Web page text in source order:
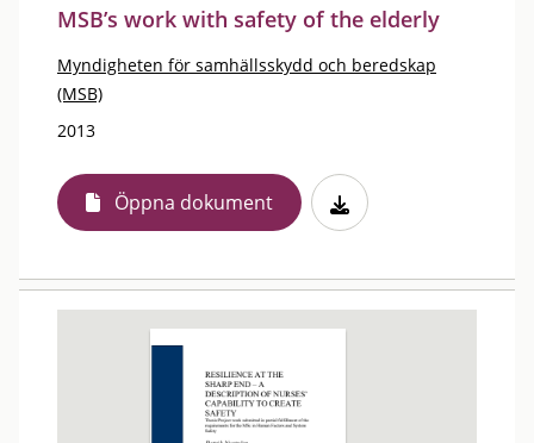
MSB’s work with safety of the elderly
Myndigheten för samhällsskydd och beredskap
(MSB)
2013
Öppna dokument